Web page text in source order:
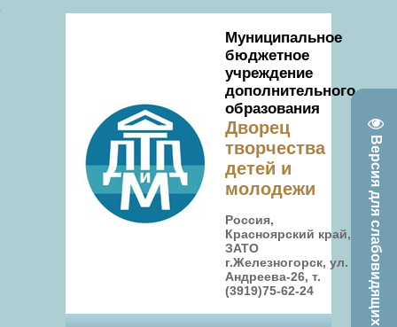
Версия для слабовидящих
Муниципальное
бюджетное
учреждение
дополнительного
образования
Дворец
творчества
детей и
молодежи
Россия,
Красноярский край,
ЗАТО
г.Железногорск, ул.
Андреева-26, т.
(3919)75-62-24